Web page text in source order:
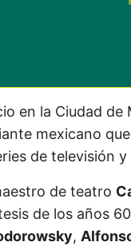
en la Ciudad de
mexicano
de televisión y
de teatro
de los años
,